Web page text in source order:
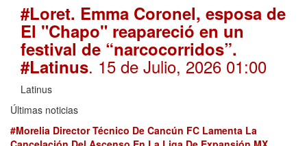
#Loret. Emma Coronel, esposa de
El "Chapo" reapareció en un
festival de “narcocorridos”.
#Latinus. 15 de Julio, 2026 01:00
Latinus
Últimas noticias
#Morelia Director Técnico De Cancún FC Lamenta La